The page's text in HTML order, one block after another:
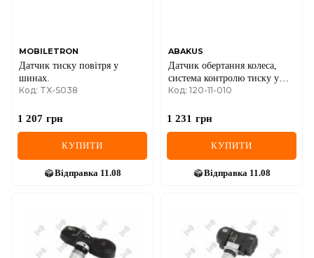
MOBILETRON
Датчик тиску повітря у
шинах.
Код: TX-S038
1 207 грн
КУПИТИ
Відправка 11.08
ABAKUS
Датчик обертання колеса,
система контролю тиску у
шинах
Код: 120-11-010
1 231 грн
КУПИТИ
Відправка 11.08